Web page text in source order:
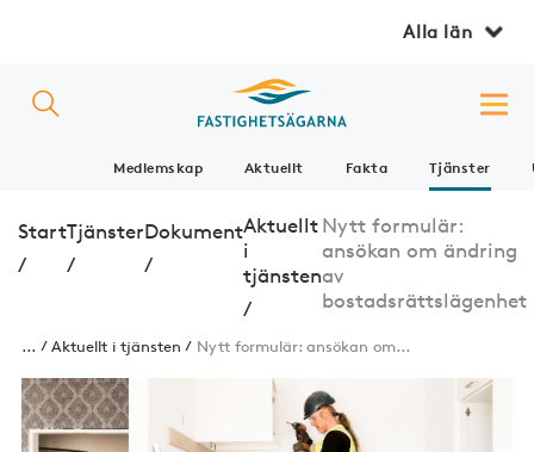
Alla län
Medlemskap Aktuellt Fakta Tjänster
Start
/
Tjänster
/
Dokument
/
Aktuellt
i
tjänsten
/
Nytt formulär:
ansökan om ändring
av
bostadsrättslägenhet
... Aktuellt i tjänsten Nytt formulär: ansökan om...